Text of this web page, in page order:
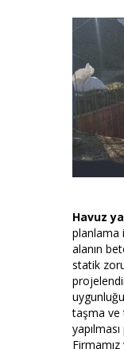
Havuz
planlama
alanın
statik
taşma ve